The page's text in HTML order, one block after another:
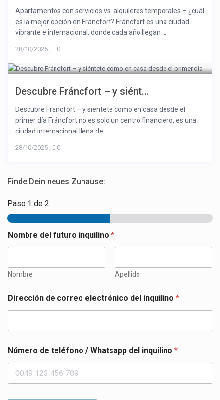
Apartamentos con servicios vs. alquileres temporales – ¿cuál
es la mejor opción en Fráncfort? Fráncfort es una ciudad
vibrante e internacional, donde cada año llegan ...
28/10/2025 , 0
Descubre Fráncfort – y siént...
Descubre Fráncfort – y siéntete como en casa desde el
primer día Fráncfort no es solo un centro financiero, es una
ciudad internacional llena de ...
28/10/2025 , 0
Finde Dein neues Zuhause:
Paso 1 de 2
e
3
e
Nombre del futuro inquilino*
Nombre Apellido
Dirección de correo electrónico del inquilino*
Número de teléfono / Whatsapp del inquilino*